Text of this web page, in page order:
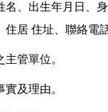
名、出生年月日、身
居 住址、聯絡電話
管單位。
及理由。